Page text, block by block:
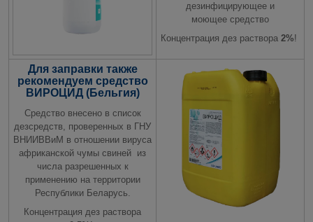
дезинфицирующее и
моющее средство
Концентрация дез раствора 2%!
Для заправки также
рекомендуем средство
ВИРОЦИД (Бельгия)
Средство внесено в список
дезсредств, проверенных в ГНУ
ВНИИВВиМ в отношении вируса
африканской чумы свиней из
числа разрешенных к
применению на территории
Республики Беларусь.
Концентрация дез раствора